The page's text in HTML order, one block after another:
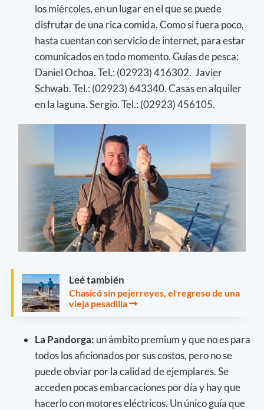
los miércoles, en un lugar en el que se puede
disfrutar de una rica comida. Como si fuera poco,
hasta cuentan con servicio de internet, para estar
comunicados en todo momento. Guías de pesca:
Daniel Ochoa. Tel.: (02923) 416302. Javier
Schwab. Tel.: (02923) 643340. Casas en alquiler
en la laguna. Sergio. Tel.: (02923) 456105.
Leé también
Chasicó sin pejerreyes, el regreso de una
vieja pesadilla
La Pandorga: un ámbito premium y que no es para
todos los aficionados por sus costos, pero no se
puede obviar por la calidad de ejemplares. Se
acceden pocas embarcaciones por día y hay que
hacerlo con motores eléctricos. Un único guía que